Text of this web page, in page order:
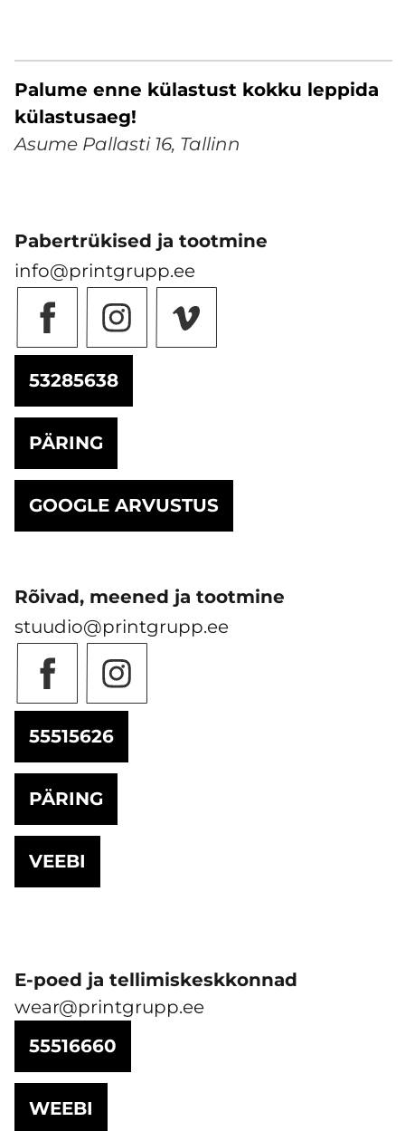
Palume enne külastust kokku leppida
külastusaeg!
Asume Pallasti 16, Tallinn
Pabertrükised ja tootmine
info@printgrupp.ee
53285638
PÄRING
GOOGLE ARVUSTUS
Rõivad, meened ja tootmine
stuudio@printgrupp.ee
55515626
PÄRING
VEEBI
E-poed ja tellimiskeskkonnad
wear@printgrupp.ee
55516660
WEEBI